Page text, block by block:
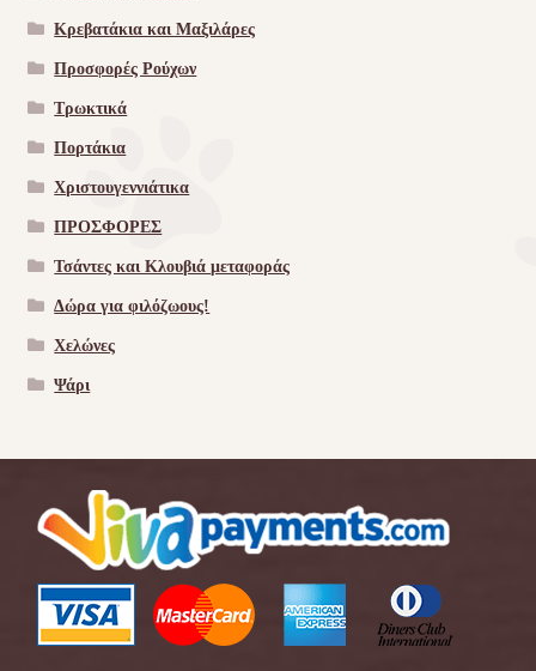
Κρεβατάκια και Μαξιλάρες
Προσφορές Ρούχων
Τρωκτικά
Πορτάκια
Χριστουγεννιάτικα
ΠΡΟΣΦΟΡΕΣ
Τσάντες και Κλουβιά μεταφοράς
Δώρα για φιλόζωους!
Χελώνες
Ψάρι